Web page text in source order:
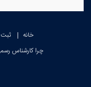
خانه ثبت
چرا کارشناس